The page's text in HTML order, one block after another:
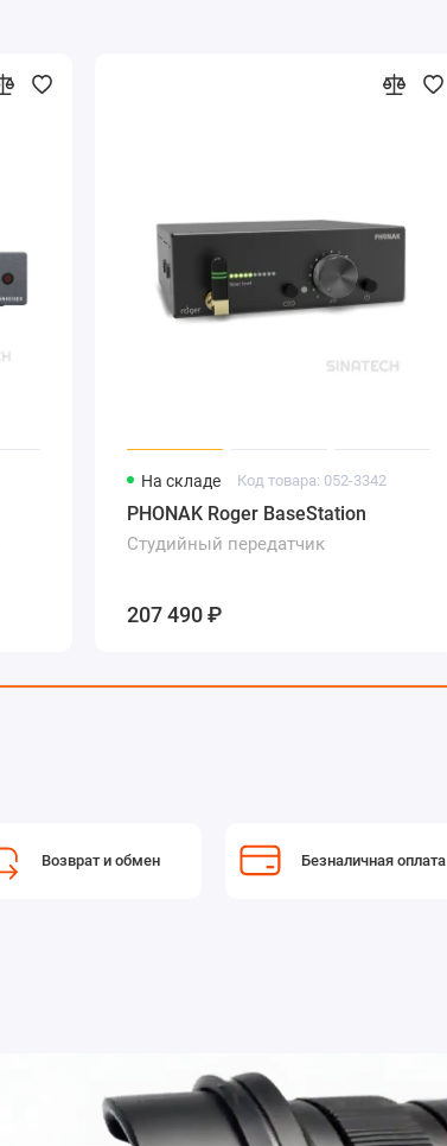
На складе Код товара: 052-3342
PHONAK Roger BaseStation
Студийный передатчик
207 490 ₽
Возврат и обмен Безналичная оплата